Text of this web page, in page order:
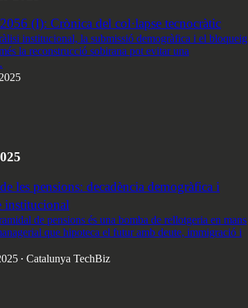
(I): Crònica del col·lapse tecnocràtic
institucional, la submissió demogràfica i el bloqueig
la reconstrucció sobirana pot evitar una
les pensions: decadència demogràfica i
institucional
de pensions és una bomba de rellotgeria en mans
que hipoteca el futur amb deute, immigració i
• Catalunya TechBiz